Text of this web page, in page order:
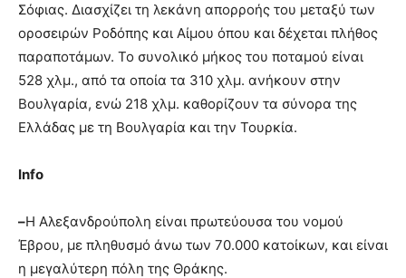
Σόφιας. Διασχίζει τη λεκάνη απορροής του μεταξύ των
οροσειρών Ροδόπης και Αίμου όπου και δέχεται πλήθος
παραποτάμων. Το συνολικό μήκος του ποταμού είναι
528 χλμ., από τα οποία τα 310 χλμ. ανήκουν στην
Βουλγαρία, ενώ 218 χλμ. καθορίζουν τα σύνορα της
Ελλάδας με τη Βουλγαρία και την Τουρκία.
Info
–Η Αλεξανδρούπολη είναι πρωτεύουσα του νομού
Έβρου, με πληθυσμό άνω των 70.000 κατοίκων, και είναι
η μεγαλύτερη πόλη της Θράκης.